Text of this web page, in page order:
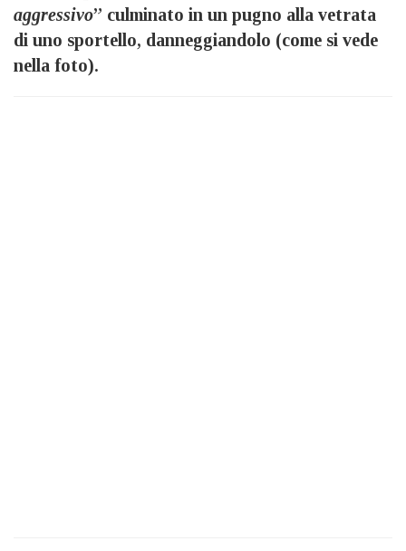
aggressivo” culminato in un pugno alla vetrata
di uno sportello, danneggiandolo (come si vede
nella foto).